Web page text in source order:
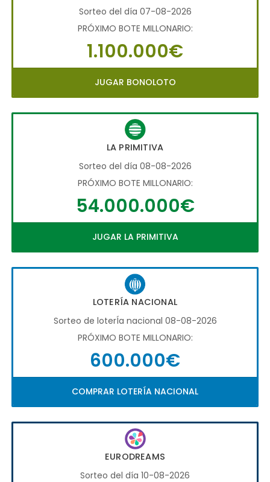
Sorteo del día 07-08-2026
PRÓXIMO BOTE MILLONARIO:
1.100.000€
JUGAR BONOLOTO
LA PRIMITIVA
Sorteo del día 08-08-2026
PRÓXIMO BOTE MILLONARIO:
54.000.000€
JUGAR LA PRIMITIVA
LOTERÍA NACIONAL
Sorteo de loterÍa nacional 08-08-2026
PRÓXIMO BOTE MILLONARIO:
600.000€
COMPRAR LOTERÍA NACIONAL
EURODREAMS
Sorteo del día 10-08-2026